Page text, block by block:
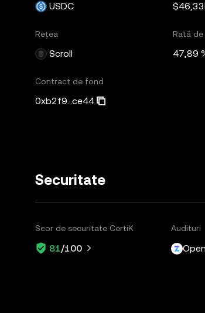
USDC
Rețea
Scroll
Rată
47,89
Contract de fond
0xb2f9...ce44
Securitate
Scor de securitate CertiK
81/100
Audituri